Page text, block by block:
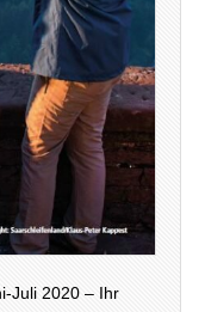
Juli 2020 – Ihr